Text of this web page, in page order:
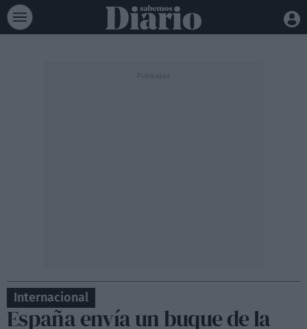
Internacional
España envía un buque de la